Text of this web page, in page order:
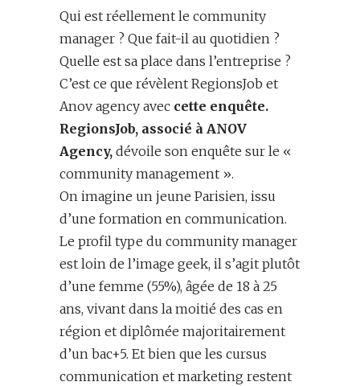
Qui est réellement le community
manager ? Que fait-il au quotidien ?
Quelle est sa place dans l’entreprise ?
C’est ce que révèlent RegionsJob et
Anov agency avec cette enquête.
RegionsJob, associé à ANOV
Agency, dévoile son enquête sur le «
community management ».
On imagine un jeune Parisien, issu
d’une formation en communication.
Le profil type du community manager
est loin de l’image geek, il s’agit plutôt
d’une femme (55%), âgée de 18 à 25
ans, vivant dans la moitié des cas en
région et diplômée majoritairement
d’un bac+5. Et bien que les cursus
communication et marketing restent